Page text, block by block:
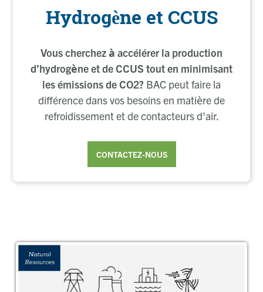
Hydrogène et CCUS
Vous cherchez à accélérer la production
d’hydrogène et de CCUS tout en minimisant
les émissions de CO2? BAC peut faire la
différence dans vos besoins en matière de
refroidissement et de contacteurs d'air.
CONTACTEZ-NOUS